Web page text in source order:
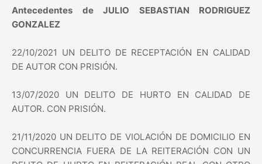
Antecedentes de JULIO SEBASTIAN RODRIGUEZ
GONZALEZ
22/10/2021 UN DELITO DE RECEPTACIÓN EN CALIDAD
DE AUTOR CON PRISIÓN.
13/07/2020 UN DELITO DE HURTO EN CALIDAD DE
AUTOR. CON PRISIÓN.
21/11/2020 UN DELITO DE VIOLACIÓN DE DOMICILIO EN
CONCURRENCIA FUERA DE LA REITERACIÓN CON UN